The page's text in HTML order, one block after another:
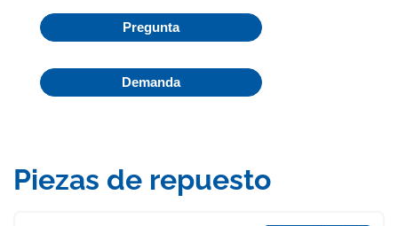
Pregunta
Demanda
Piezas de repuesto